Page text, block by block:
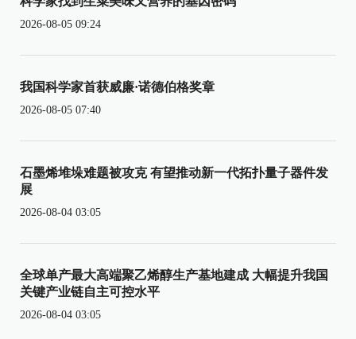
2026-08-05 09:24
我国科学家首获威廉·诺德伯格奖章
2026-08-05 07:40
石墨烯堆垛难题被攻克 有望推动新一代拓扑量子器件发
展
2026-08-04 03:05
全球单产最大高端聚乙烯醇生产基地建成 大幅提升我国
关键产业链自主可控水平
2026-08-04 03:05